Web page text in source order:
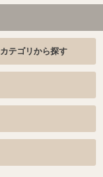
カテゴリから探す